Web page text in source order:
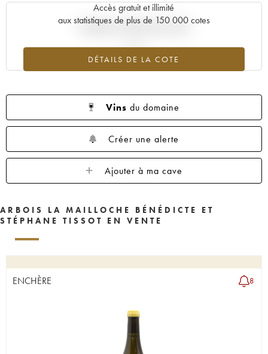
Accès gratuit et illimité
aux statistiques de plus de 150 000 cotes
DÉTAILS DE LA COTE
Tendance actuelle de la cote
Vins du domaine
Créer une alerte
Ajouter à ma cave
ARBOIS LA MAILLOCHE BÉNÉDICTE ET
STÉPHANE TISSOT EN VENTE
ENCHÈRE 8